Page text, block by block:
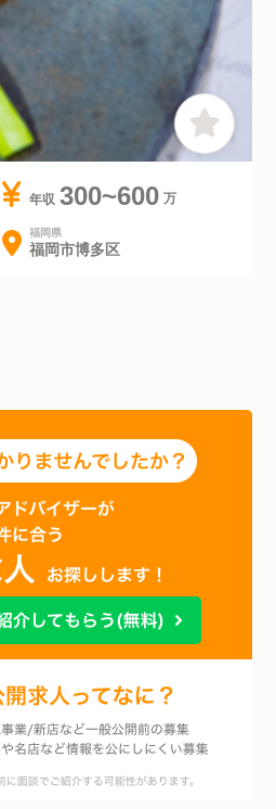
年収 300~600
福岡県
福岡市博多区